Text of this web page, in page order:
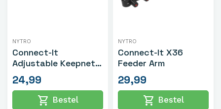
NYTRO
Connect-It
Adjustable Keepnet
& Accessory Bar
24,99
shopping_cart Bestel
NYTRO
Connect-It X36
Feeder Arm
29,99
shopping_cart Bestel